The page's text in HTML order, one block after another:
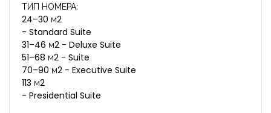
ТИП НОМЕРА:
24–30 м2
- Standard Suite
31–46 м2 - Deluxe Suite
51–68 м2 - Suite
70–90 м2 - Executive Suite
113 м2
- Presidential Suite